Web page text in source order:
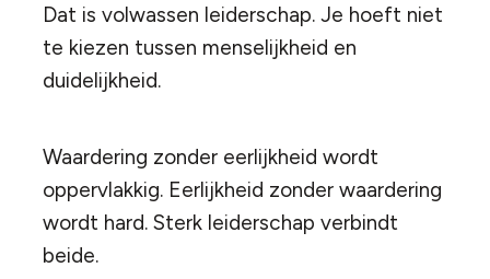
Dat is volwassen leiderschap. Je hoeft niet
te kiezen tussen menselijkheid en
duidelijkheid.
Waardering zonder eerlijkheid wordt
oppervlakkig. Eerlijkheid zonder waardering
wordt hard. Sterk leiderschap verbindt
beide.